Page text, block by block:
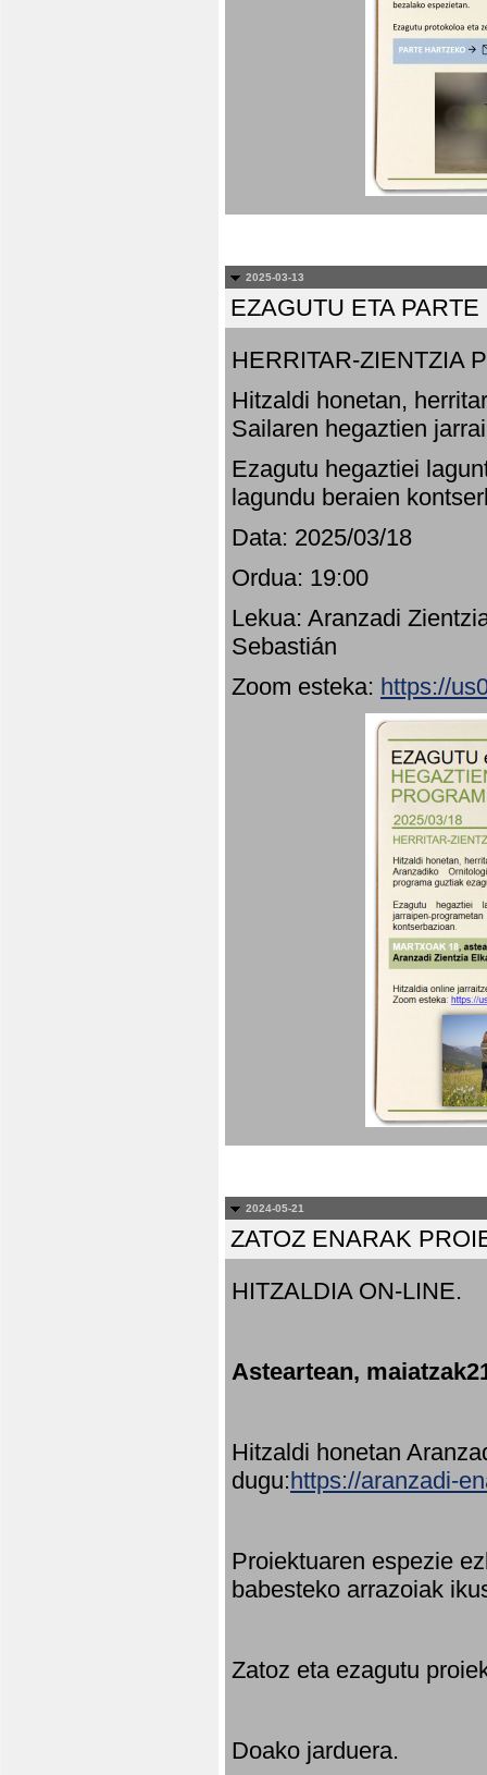
2025-03-13
EZAGUTU ETA
HERRITAR-ZIENTZIA
Hitzaldi honetan,
Sailaren hegaztien
Ezagutu hegaztiei
lagundu beraien
Data: 2025/03/18
Ordua: 19:00
Lekua: Aranzadi
Sebastián
Zoom esteka: https://
2024-05-21
ZATOZ ENARAK
HITZALDIA ON-LINE.
Asteartean,
Hitzaldi honetan
dugu:https://aranzadi-
Proiektuaren espezie
babesteko arrazoiak
Zatoz eta ezagutu
Doako jarduera.